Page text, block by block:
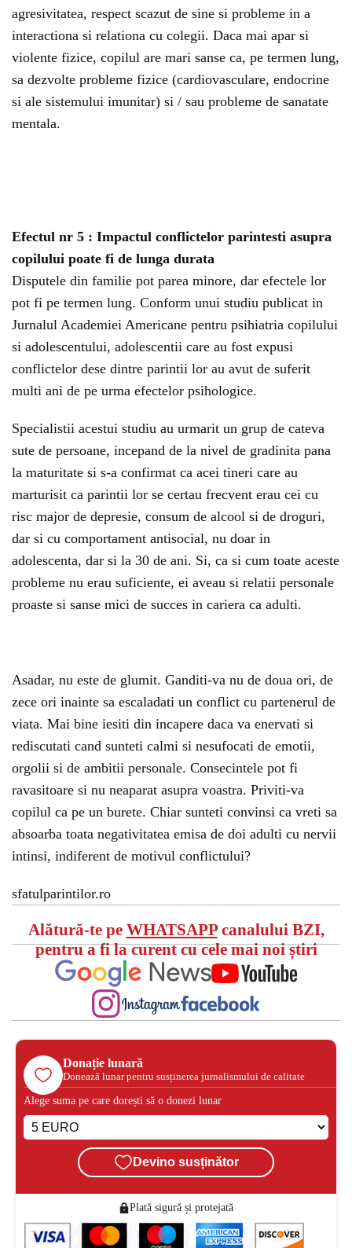
agresivitatea, respect scazut de sine si probleme in a
interactiona si relationa cu colegii. Daca mai apar si
violente fizice, copilul are mari sanse ca, pe termen lung,
sa dezvolte probleme fizice (cardiovasculare, endocrine
si ale sistemului imunitar) si / sau probleme de sanatate
mentala.
Efectul nr 5 : Impactul conflictelor parintesti asupra
copilului poate fi de lunga durata
Disputele din familie pot parea minore, dar efectele lor
pot fi pe termen lung. Conform unui studiu publicat in
Jurnalul Academiei Americane pentru psihiatria copilului
si adolescentului, adolescentii care au fost expusi
conflictelor dese dintre parintii lor au avut de suferit
multi ani de pe urma efectelor psihologice.
Specialistii acestui studiu au urmarit un grup de cateva
sute de persoane, incepand de la nivel de gradinita pana
la maturitate si s-a confirmat ca acei tineri care au
marturisit ca parintii lor se certau frecvent erau cei cu
risc major de depresie, consum de alcool si de droguri,
dar si cu comportament antisocial, nu doar in
adolescenta, dar si la 30 de ani. Si, ca si cum toate aceste
probleme nu erau suficiente, ei aveau si relatii personale
proaste si sanse mici de succes in cariera ca adulti.
Asadar, nu este de glumit. Ganditi-va nu de doua ori, de
zece ori inainte sa escaladati un conflict cu partenerul de
viata. Mai bine iesiti din incapere daca va enervati si
rediscutati cand sunteti calmi si nesufocati de emotii,
orgolii si de ambitii personale. Consecintele pot fi
ravasitoare si nu neaparat asupra voastra. Priviti-va
copilul ca pe un burete. Chiar sunteti convinsi ca vreti sa
absoarba toata negativitatea emisa de doi adulti cu nervii
intinsi, indiferent de motivul conflictului?
sfatulparintilor.ro
Alătură-te pe WHATSAPPcanalului BZI,
pentru a fi la curent cu cele mai noi știri
Donație lunară
Donează lunar pentru susținerea jurnalismului de calitate
Alege suma pe care dorești să o donezi lunar
Devino susținător
Plată sigură și protejată